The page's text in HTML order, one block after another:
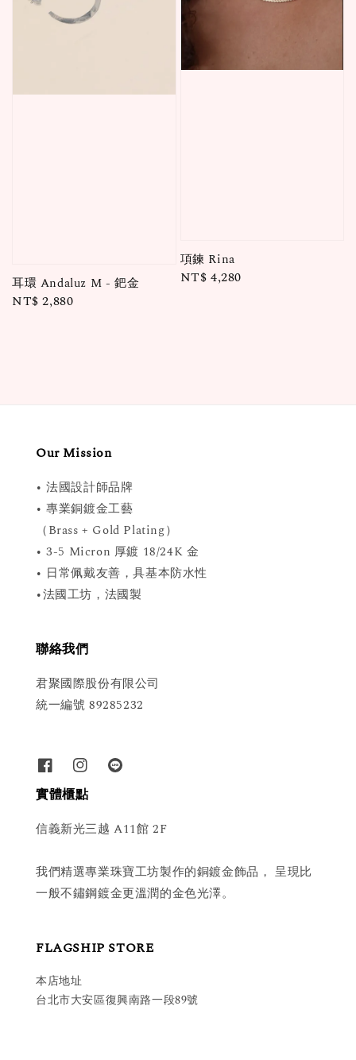
耳環 Andaluz M - 鈀金
Regular
NT$ 2,880
項鍊 Rina
Regular
NT$ 4,280
Our Mission
• 法國設計師品牌
• 專業銅鍍金工藝
（Brass + Gold Plating）
• 3-5 Micron 厚鍍 18/24K 金
• 日常佩戴友善，具基本防水性
•法國工坊，法國製
聯絡我們
君聚國際股份有限公司
統一編號 89285232
實體櫃點
信義新光三越 A11館 2F
我們精選專業珠寶工坊製作的銅鍍金飾品， 呈現比
一般不鏽鋼鍍金更溫潤的金色光澤。
FLAGSHIP STORE
本店地址
台北市大安區復興南路一段89號